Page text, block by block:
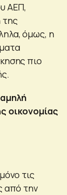
ΑΕΠ,
της
όμως, η
πιο
οικονομίας
τις
από την